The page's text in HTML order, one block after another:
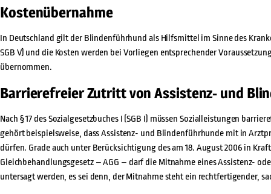
Kostenübernahme
In Deutschland gilt der Blindenführhund als Hilfsmittel im Sinne des
SGB V) und die Kosten werden bei Vorliegen entsprechender
übernommen.
Barrierefreier Zutritt von Assistenz- und
Nach § 17 des Sozialgesetzbuches I (SGB I) müssen Sozialleistungen
gehört beispielsweise, dass Assistenz- und Blindenführhunde mit in
dürfen. Grade auch unter Berücksichtigung des am 18. August 2006 in
Gleichbehandlungsgesetz – AGG – darf die Mitnahme eines Assistenz-
untersagt werden, es sei denn, der Mitnahme steht ein rechtfertigender,